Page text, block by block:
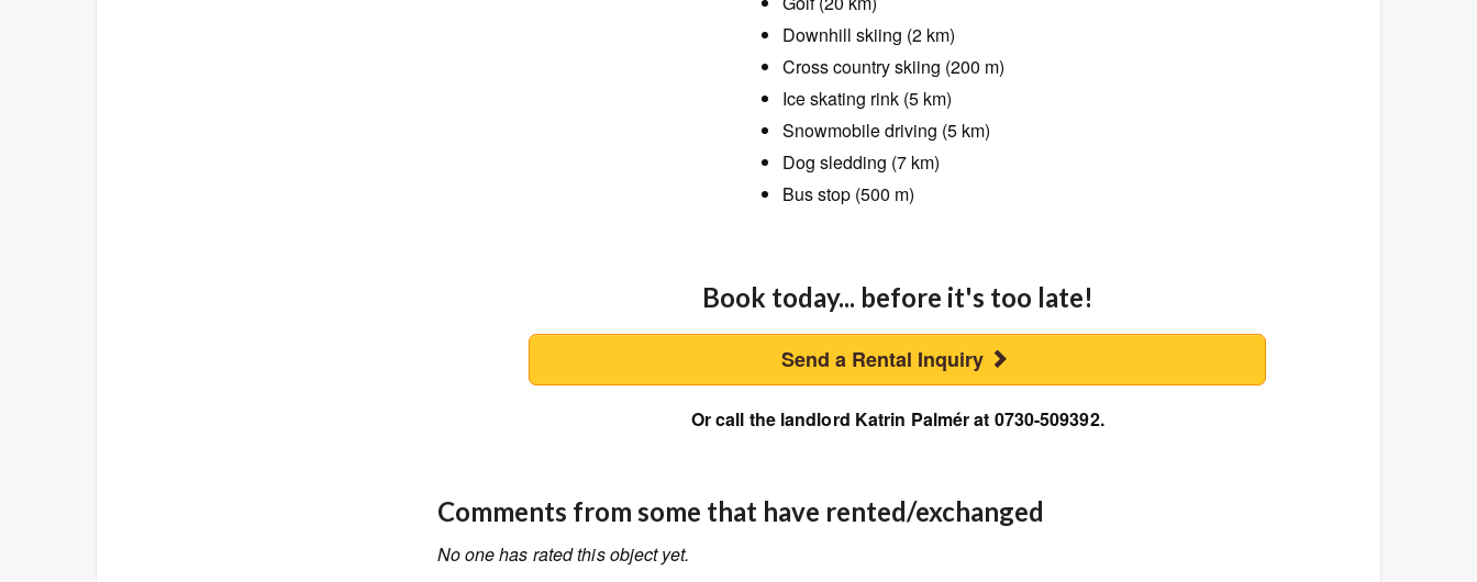
Downhill skiing (2 km)
Cross country skiing (200 m)
Ice skating rink (5 km)
Snowmobile driving (5 km)
Dog sledding (7 km)
Bus stop (500 m)
Book today... before it's too late!
Send a Rental Inquiry
Or call the landlord Katrin Palmér at 0730-509392.
Comments from some that have rented/exchanged
No one has rated this object yet.